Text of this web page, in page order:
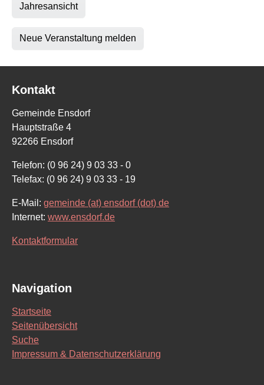
Jahresansicht
Neue Veranstaltung melden
Kontakt
Gemeinde Ensdorf
Hauptstraße 4
92266 Ensdorf
Telefon: (0 96 24) 9 03 33 - 0
Telefax: (0 96 24) 9 03 33 - 19
E-Mail: gemeinde (at) ensdorf (dot) de
Internet: www.ensdorf.de
Kontaktformular
Navigation
Startseite
Seitenübersicht
Suche
Impressum & Datenschutzerklärung